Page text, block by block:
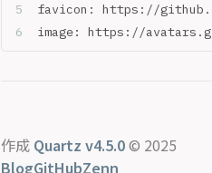
favicon: https://
image: https://
作成 Quartz v4.5.0© 2025
BlogGitHubZenn